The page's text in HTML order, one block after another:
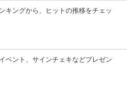
キングから、ヒットの推移をチェッ
ベント、サインチェキなどプレゼン